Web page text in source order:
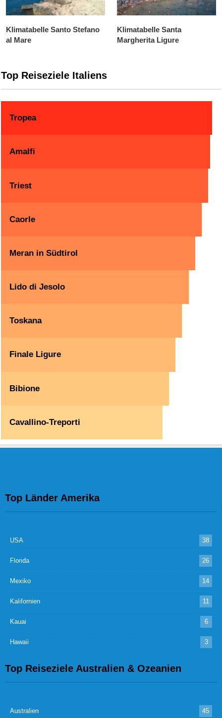
Klimatabelle Santo Stefano
al Mare
Klimatabelle Santa
Margherita Ligure
Top Reiseziele Italiens
Tropea
Amalfi
Triest
Caorle
Meran in Südtirol
Lido di Jesolo
Toskana
Finale Ligure
Bibione
Cavallino-Treporti
Top Länder Amerika
USA 38
Florida 26
Mexiko 14
Kalifornien 11
Kauai 6
Hawaii 3
Top Reiseziele Australien & Ozeanien
Australien 45